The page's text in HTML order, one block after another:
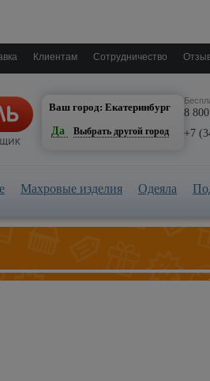
Клиентам Сотрудничество
Ваш город: Екатеринбург
Да
Выбрать другой город
8
+7
Махровые изделия Одеяла